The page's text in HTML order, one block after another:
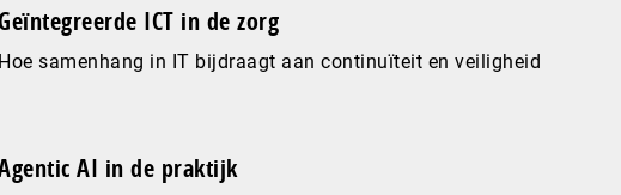
ICT in de zorg
Hoe samenhang in IT bijdraagt aan continuïteit en veiligheid
AI in de praktijk